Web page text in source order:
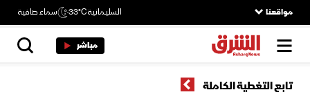
مواقعنا السليمانية33°C سماء صافية
مباشر
تابع التغطية الكاملة